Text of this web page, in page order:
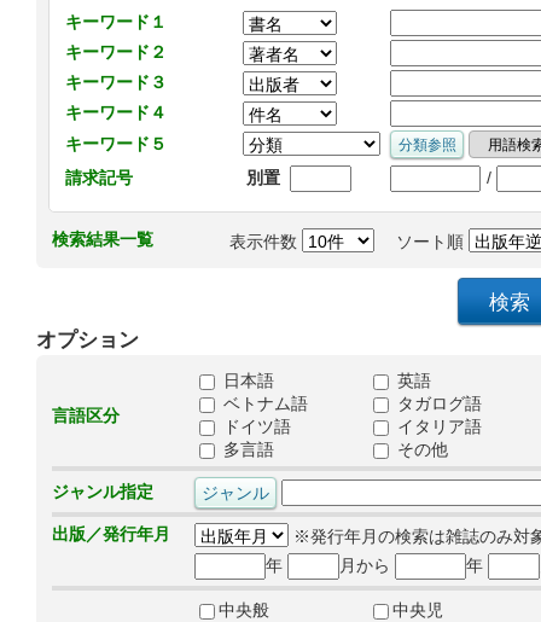
キーワード１
キーワード２
キーワード３
キーワード４
キーワード５
請求記号
別置 /
検索結果一覧 表示件数 ソート順
オプション
言語区分
日本語
英語
ベトナム語
タガログ語
ドイツ語
イタリア語
多言語
その他
ジャンル指定
出版／発行年月
※発行年月の検索は雑誌のみ対
年
月から 年
中央般
中央児